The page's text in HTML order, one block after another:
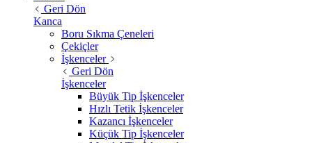
Geri Dön
Kanca
Boru Sıkma Çeneleri
Çekiçler
İşkenceler
Geri Dön
İşkenceler
Büyük Tip İşkenceler
Hızlı Tetik İşkenceler
Kazancı İşkenceler
Küçük Tip İşkenceler